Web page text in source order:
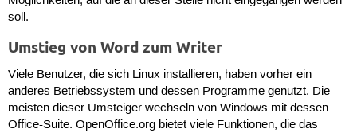
soll.
Umstieg von Word zum Writer
Viele Benutzer, die sich Linux installieren, haben vorher ein
anderes Betriebssystem und dessen Programme genutzt. Die
meisten dieser Umsteiger wechseln von Windows mit dessen
Office-Suite. OpenOffice.org bietet viele Funktionen, die das